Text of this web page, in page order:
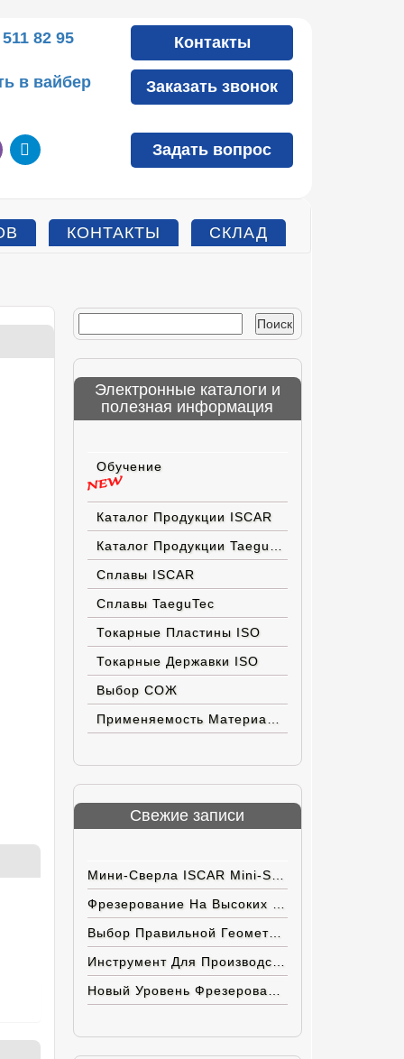
82 95 Контакты
в вайбер Заказать звонок
telegram Задать вопрос
КОНТАКТЫ СКЛАД
Найти:
Электронные каталоги и
полезная информация
Обучение
Каталог Продукции ISCAR
Сплавы ISCAR
Сплавы TaeguTec
Токарные Пластины ISO
Токарные Державки ISO
Выбор СОЖ
Свежие записи
Мини-Сверла ISCAR Mini-SCD ACPN С Внутренним Подводом СОЖ
Выбор Правильной Геометрии Пластин ISCAR Для Труднoобрабатываемых Материалов